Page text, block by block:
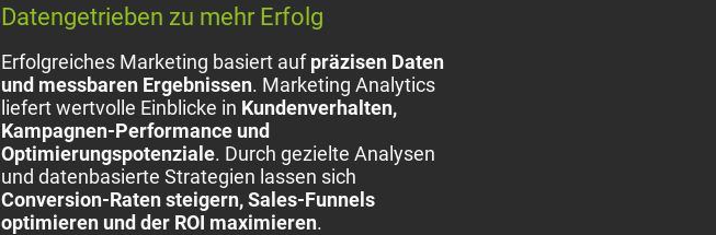
Datengetrieben zu mehr Erfolg
Erfolgreiches Marketing basiert aufpräzisen Daten
und messbaren Ergebnissen. Marketing Analytics
liefert wertvolle Einblicke in Kundenverhalten,
Kampagnen-Performance und
Optimierungspotenziale. Durch gezielte Analysen
und datenbasierte Strategien lassen sich
Conversion-Raten steigern, Sales-Funnels
optimieren und der ROI maximieren.